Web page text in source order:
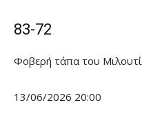
83-72
Φοβερή τάπα του
13/06/2026 20:00